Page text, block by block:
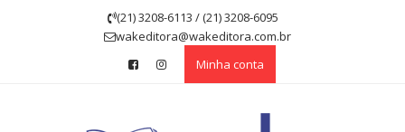
(21) 3208-6113 / (21) 3208-6095
wakeditora@wakeditora.com.br
Minha conta